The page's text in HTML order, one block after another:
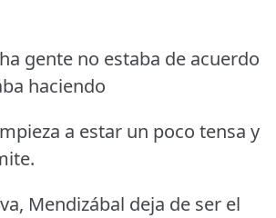
gente no estaba de acuerdo
haciendo
a estar un poco tensa y
Mendizábal deja de ser el